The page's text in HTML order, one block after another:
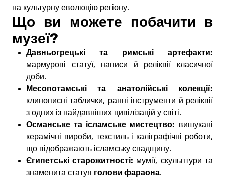
на культурну еволюцію регіону.
Що ви можете побачити в
музеї?
Давньогрецькі та римські артефакти:
мармурові статуї, написи й реліквії класичної
доби.
Месопотамські та анатолійські колекції:
клинописні таблички, ранні інструменти й реліквії
з одних із найдавніших цивілізацій у світі.
Османське та ісламське мистецтво: вишукані
керамічні вироби, текстиль і каліграфічні роботи,
що відображають ісламську спадщину.
Єгипетські старожитності: мумії, скульптури та
знаменита статуя голови фараона.